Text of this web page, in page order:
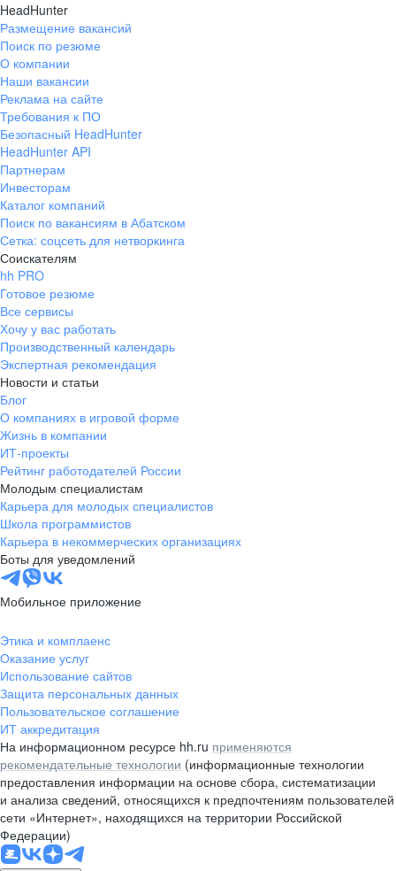
HeadHunter
Размещение вакансий
Поиск по резюме
О компании
Наши вакансии
Реклама на сайте
Требования к ПО
Безопасный HeadHunter
HeadHunter API
Партнерам
Инвесторам
Каталог компаний
Поиск по вакансиям в Абатском
Сетка: соцсеть для нетворкинга
Соискателям
hh PRO
Готовое резюме
Все сервисы
Хочу у вас работать
Производственный календарь
Экспертная рекомендация
Новости и статьи
Блог
О компаниях в игровой форме
Жизнь в компании
ИТ-проекты
Рейтинг работодателей России
Молодым специалистам
Карьера для молодых специалистов
Школа программистов
Карьера в некоммерческих организациях
Боты для уведомлений
Мобильное приложение
Этика и комплаенс
Оказание услуг
Использование сайтов
Защита персональных данных
Пользовательское соглашение
ИТ аккредитация
На информационном ресурсе hh.ru применяются
рекомендательные технологии (информационные технологии
предоставления информации на основе сбора, систематизации
и анализа сведений, относящихся к предпочтениям пользователей
сети «Интернет», находящихся на территории Российской
Федерации)